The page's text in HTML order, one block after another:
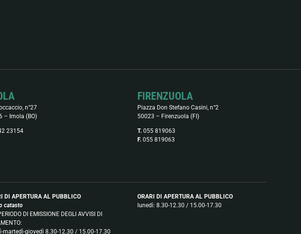
n°27
– Imola (BO)
23154
FIRENZUOLA
Piazza Don Stefano Casini, n°2
50023 – Firenzuola (FI)
T.055 819063
F.055 819063
DI APERTURA AL PUBBLICO
catasto
DI EMISSIONE DEGLI AVVISI DI
martedì-giovedì 8.30-12.30 / 15.00-17.30
ORARI DI APERTURA AL PUBBLICO
lunedì: 8.30-12.30 / 15.00-17.30